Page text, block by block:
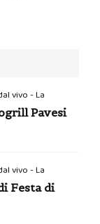
vivo - La
Pavesi
vivo - La
Festa di